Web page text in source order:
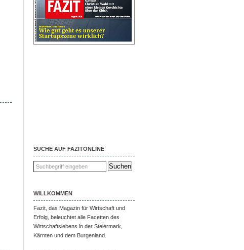
SUCHE AUF FAZITONLINE
WILLKOMMEN
Fazit, das Magazin für Wirtschaft und
Erfolg, beleuchtet alle Facetten des
Wirtschaftslebens in der Steiermark,
Kärnten und dem Burgenland.